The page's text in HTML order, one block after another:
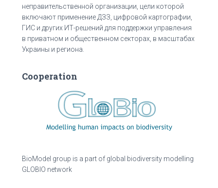
неправительственной организации, цели которой
включают применение ДЗЗ, цифровой картографии,
ГИС и других ИТ-решений для поддержки управления
в приватном и общественном секторах, в масштабах
Украины и региона.
Cooperation
BioModel group is a part of global biodiversity modelling
GLOBIO network